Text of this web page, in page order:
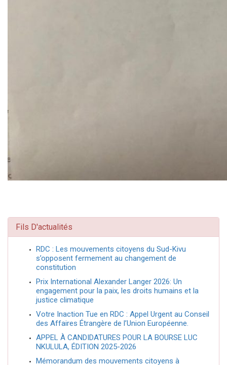
Fils D'actualités
RDC : Les mouvements citoyens du Sud-Kivu
s’opposent fermement au changement de
constitution
Prix International Alexander Langer 2026: Un
engagement pour la paix, les droits humains et la
justice climatique
Votre Inaction Tue en RDC : Appel Urgent au Conseil
des Affaires Étrangère de l’Union Européenne.
APPEL À CANDIDATURES POUR LA BOURSE LUC
NKULULA, ÉDITION 2025-2026
Mémorandum des mouvements citoyens à